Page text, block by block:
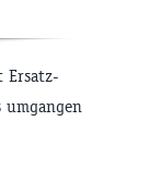
Ersatz-
umgangen